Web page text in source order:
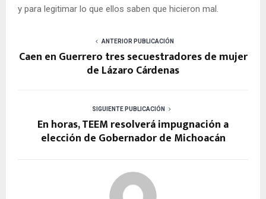
y para legitimar lo que ellos saben que hicieron mal.
ANTERIOR PUBLICACIÓN
Caen en Guerrero tres secuestradores de mujer
de Lázaro Cárdenas
SIGUIENTE PUBLICACIÓN
En horas, TEEM resolverá impugnación a
elección de Gobernador de Michoacán